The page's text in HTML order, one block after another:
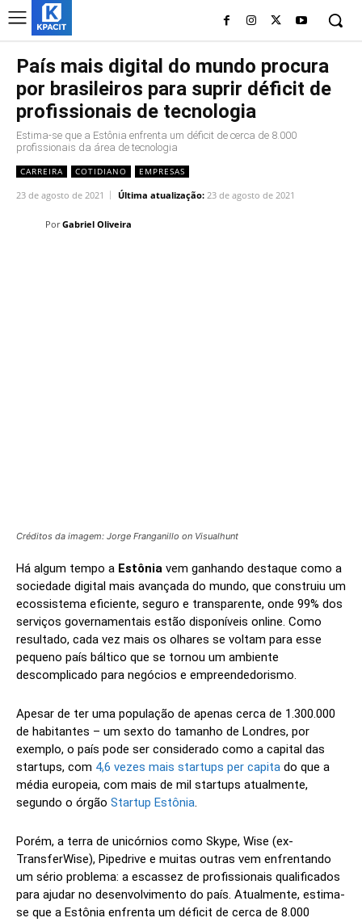
País mais digital do mundo procura
por brasileiros para suprir déficit de
profissionais de tecnologia
Estima-se que a Estônia enfrenta um déficit de cerca de 8.000
profissionais da área de tecnologia
CARREIRA COTIDIANO EMPRESAS
23 de agosto de 2021 Última atualização: 23 de agosto de 2021
Por Gabriel Oliveira
Créditos da imagem: Jorge Franganillo on Visualhunt
Há algum tempo a Estônia vem ganhando destaque como a
sociedade digital mais avançada do mundo, que construiu um
ecossistema eficiente, seguro e transparente, onde 99% dos
serviços governamentais estão disponíveis online. Como
resultado, cada vez mais os olhares se voltam para esse
pequeno país báltico que se tornou um ambiente
descomplicado para negócios e empreendedorismo.
Apesar de ter uma população de apenas cerca de 1.300.000
de habitantes – um sexto do tamanho de Londres, por
exemplo, o país pode ser considerado como a capital das
startups, com 4,6 vezes mais startups per capita do que a
média europeia, com mais de mil startups atualmente,
segundo o órgão Startup Estônia.
Porém, a terra de unicórnios como Skype, Wise (ex-
TransferWise), Pipedrive e muitas outras vem enfrentando
um sério problema: a escassez de profissionais qualificados
para ajudar no desenvolvimento do país. Atualmente, estima-
se que a Estônia enfrenta um déficit de cerca de 8.000